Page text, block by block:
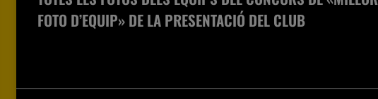
FOTO D’EQUIP» DE LA PRESENTACIÓ DEL CLUB